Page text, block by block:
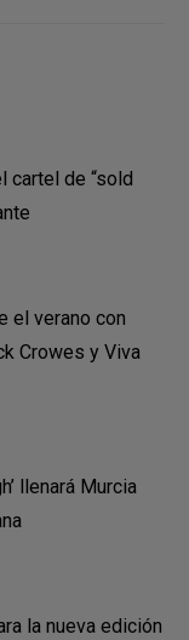
cartel de “sold
el verano con
Crowes y Viva
llenará Murcia
la nueva edición